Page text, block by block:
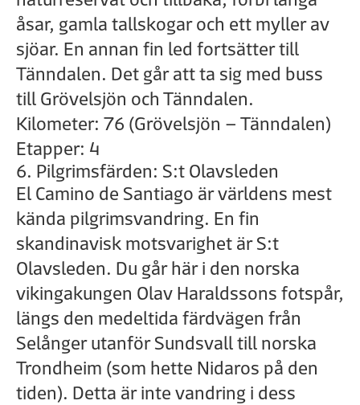
åsar, gamla tallskogar och ett myller av
sjöar. En annan fin led fortsätter till
Tänndalen. Det går att ta sig med buss
till Grövelsjön och Tänndalen.
Kilometer: 76 (Grövelsjön – Tänndalen)
Etapper: 4
6. Pilgrimsfärden: S:t Olavsleden
El Camino de Santiago är världens mest
kända pilgrimsvandring. En fin
skandinavisk motsvarighet är S:t
Olavsleden. Du går här i den norska
vikingakungen Olav Haraldssons fotspår,
längs den medeltida färdvägen från
Selånger utanför Sundsvall till norska
Trondheim (som hette Nidaros på den
tiden). Detta är inte vandring i dess